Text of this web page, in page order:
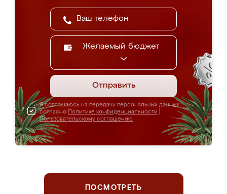
Желаемый бюджет
Отправить
Я соглашаюсь на передачу персональных данных
согласно Политике конфиденциальности
Пользовательскому соглашению
ПОСМОТРЕТЬ